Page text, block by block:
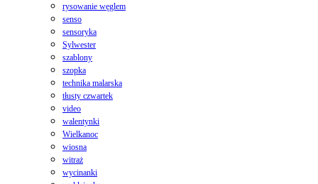
rysowanie węglem
senso
sensoryka
Sylwester
szablony
szopka
technika malarska
tłusty czwartek
video
walentynki
Wielkanoc
wiosna
witraż
wycinanki